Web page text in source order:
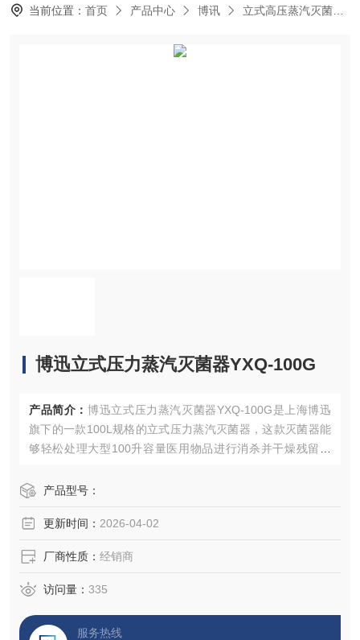
当前位置： 首页 产品中心 博讯 立式高压蒸汽灭菌器
博迅立式压力蒸汽灭菌器YXQ-100G
产品简介： 博迅立式压力蒸汽灭菌器YXQ-100G是上海博迅
旗下的一款100L规格的立式压力蒸汽灭菌器，这款灭菌器能
够轻松处理大型100升容量医用物品进行消杀并干燥残留蒸
批发价格。
产品型号：
更新时间： 2026-04-02
厂商性质： 经销商
访问量： 335
服务热线